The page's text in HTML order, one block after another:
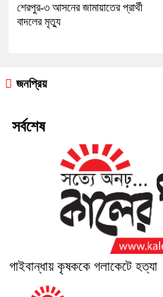
শেরপুর-৩ আসনের জামায়াতের প্রার্থী
বাদলের মৃত্যু
জনপ্রিয়
সর্বশেষ
গাইবান্ধায় কৃষককে গলাকেটে হত্যা